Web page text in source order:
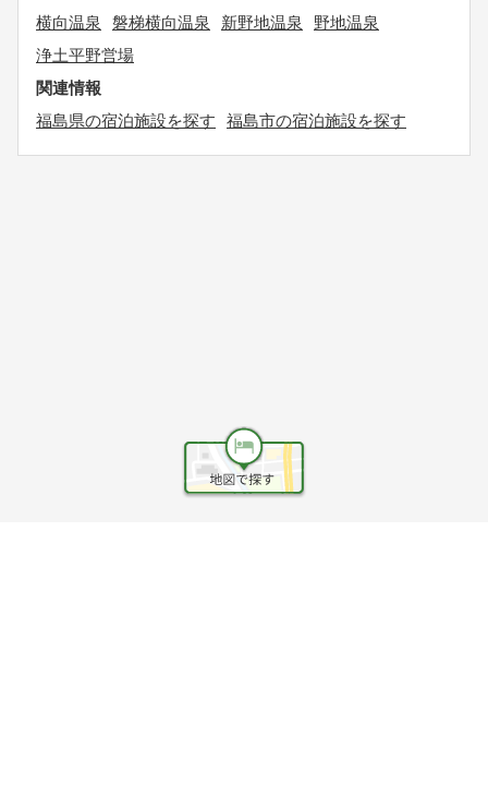
横向温泉
磐梯横向温泉 新野地温泉
野地温泉
浄土平野営場
関連情報
福島県の宿泊施設を探す
福島市の宿泊施設を探す